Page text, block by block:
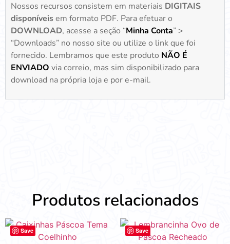
Nossos recursos consistem em materiais DIGITAIS
disponíveisem formato PDF. Para efetuar o
DOWNLOAD, acesse a seção “Minha Conta” >
“Downloads” no nosso site ou utilize o link que foi
fornecido. Lembramos que este produto NÃO É
ENVIADO via correio, mas sim disponibilizado para
download na própria loja e por e-mail.
Produtos relacionados
Save Save